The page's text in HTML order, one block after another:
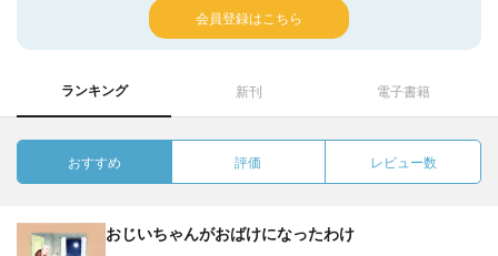
会員登録はこちら
ランキング 新刊 電子書籍
おすすめ 評価 レビュー数
おじいちゃんがおばけになったわけ